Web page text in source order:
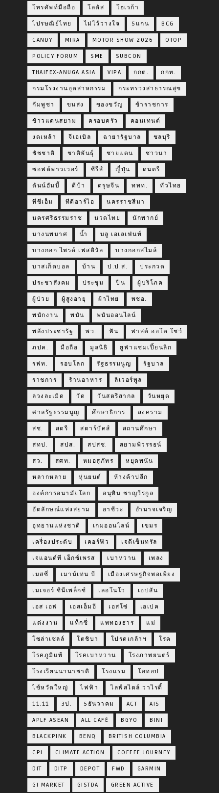
โทรศัพท์มือถือ โลตัส โฮเรก้า
ไปรษณีย์ไทย ไม่ไว้วางใจ 5แกน BCG
CANDY MIRA MOTOR SHOW 2026 OTOP
POLICY FORUM SME SUBCON
THAIFEX-ANUGA ASIA VIPA กกต. กกท.
กรมโรงงานอุตสาหกรรม กระทรวงสาธารณสุข
กัมพูชา ขนส่ง ของขวัญ ข้าราชการ
ข้าวแดนสยาม ครอบครัว คอนเทนต์
งดเหล้า จีเอเบิล ฉายารัฐบาล ชลบุรี
ชัชชาติ ชาติพันธุ์ ชายแดน ชาวนา
ซอฟต์พาวเวอร์ ซีรีส์ ญี่ปุ่น ดนตรี
ดันน์ฮัมบี้ ดีป้า ตรุษจีน ททท. ทั่วไทย
ทีซีเอ็ม ทีดีอาร์ไอ นครราชสีมา
นครศรีธรรมราช นวดไทย นักพากย์
นางนพมาศ น้ำ บลู เอเลเฟ่นท์
บางกอก ไพรด์ เฟสติวัล บางกอกสไมล์
บาสเก็ตบอล บ้าน ป.ป.ส. ประกวด
ประชาสังคม ประชุม ปืน ผู้บริโภค
ผู้ป่วย ผู้สูงอายุ ผ้าไทย พชอ.
พนักงาน พนัน พนันออนไลน์
พลังประชารัฐ พว. ฟัน ฟาสต์ ออโต โชว์
ภปค. มือถือ มูลนิธิ ยูฟ่าแชมเปี้ยนลีก
รฟท. รอบโลก รัฐธรรมนูญ รัฐบาล
ราชการ ร้านอาหาร ลิเวอร์พูล
ล่วงละเมิด วัด วันสตรีสากล วันหยุด
ศาลรัฐธรรมนูญ ศึกษาธิการ สงคราม
สช. สตรี สตาร์บัคส์ สถานศึกษา
สทป. สปส. สปสช. สยามพิวรรธน์
สว. สศท. หมอสุภัทร หยุดพนัน
หลากหลาย หุ่นยนต์ ห้างค้าปลีก
องค์การอนามัยโลก อนุทิน ชาญวีรกูล
อัตลักษณ์แห่งสยาม อาชีวะ อำนาจเจริญ
อุทยานแห่งชาติ เกมออนไลน์ เขมร
เครื่องประดับ เคอร์ฟิว เจดีเซ็นทรัล
เจแอนด์ที เอ็กซ์เพรส เบาหวาน เพลง
เมสซี่ เมาน์เท่น บี เมืองเศรษฐกิจพอเพียง
เมเจอร์ ซีนีเพล็กซ์ เลอโนโว เอปสัน
เอส เอฟ เอสเอ็มอี เอสโซ่ เอเปค
แต่งงาน แท็กซี่ แพทองธาร แม่
โซล่าเซลล์ โตชิบา โปรดเกล้าฯ โรค
โรคภูมิแพ้ โรคเบาหวาน โรงภาพยนตร์
โรงเรียนนานาชาติ โรงแรม โอทอป
ไข้หวัดใหญ่ ไฟฟ้า ไลฟ์สไตล์ วาไรตี้
11.11 3ป. 5ธันวาคม ACT AIS
APLF ASEAN ALL CAFÉ BGYO BINI
BLACKPINK BENQ BRITISH COLUMBIA
CPI CLIMATE ACTION COFFEE JOURNEY
DIT DITP DEPOT FWD GARMIN
GI MARKET GISTDA GREEN ACTIVE